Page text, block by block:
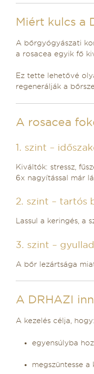
Miért kulcs a
A bőrgyógyászati
a rosacea egyik fő
Ez tette lehetővé
regenerálják a
A rosacea
1. szint –
Kiváltók: stressz,
6x nagyítással már
2. szint – tartós
Lassul a keringés, a
3. szint –
A bőr lezártsága
A DRHAZI
A kezelés célja, hogy:
egyensúlyba
megszüntesse a